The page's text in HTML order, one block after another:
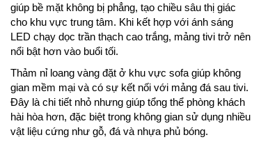
giúp bề mặt không bị phẳng, tạo chiều sâu thị giác
cho khu vực trung tâm. Khi kết hợp với ánh sáng
LED chạy dọc trần thạch cao trắng, mảng tivi trở nên
nổi bật hơn vào buổi tối.
Thảm nỉ loang vàng đặt ở khu vực sofa giúp không
gian mềm mại và có sự kết nối với mảng đá sau tivi.
Đây là chi tiết nhỏ nhưng giúp tổng thể phòng khách
hài hòa hơn, đặc biệt trong không gian sử dụng nhiều
vật liệu cứng như gỗ, đá và nhựa phủ bóng.